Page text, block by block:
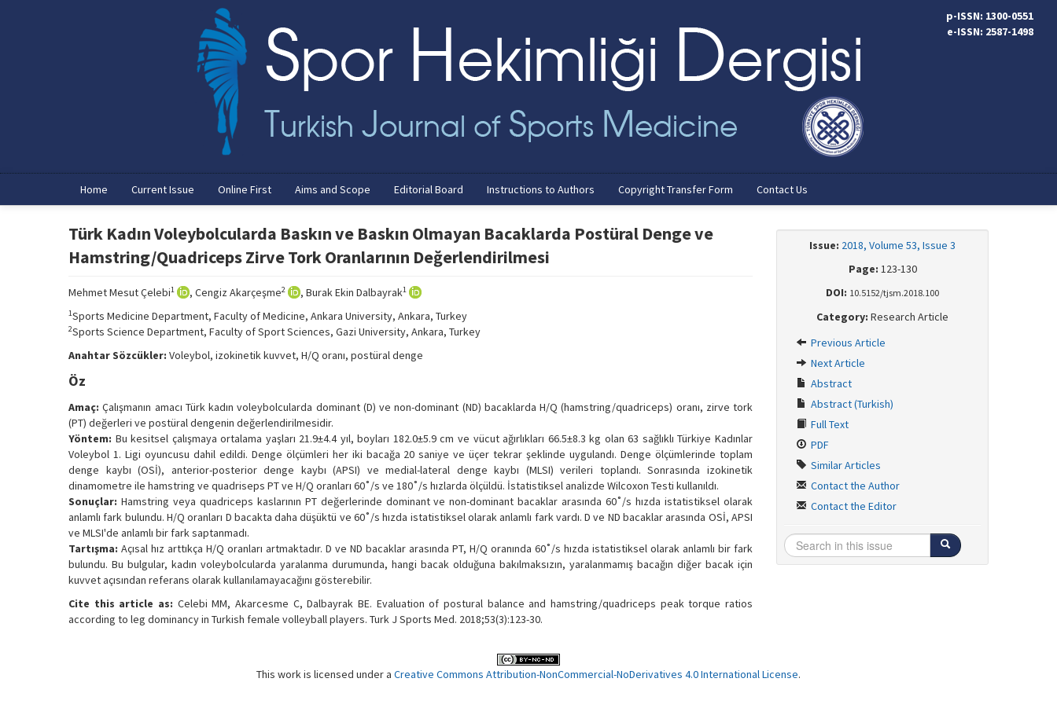
p-ISSN: 1300-0551
e-ISSN: 2587-1498
Home Current Issue Online First Aims and Scope Editorial Board Instructions to Authors Copyright Transfer Form Contact Us
Türk Kadın Voleybolcularda Baskın ve Baskın Olmayan Bacaklarda Postüral Denge ve
Hamstring/Quadriceps Zirve Tork Oranlarının Değerlendirilmesi
Mehmet Mesut Çelebi1 , Cengiz Akarçeşme2 , Burak Ekin Dalbayrak1
1Sports Medicine Department, Faculty of Medicine, Ankara University, Ankara, Turkey
2Sports Science Department, Faculty of Sport Sciences, Gazi University, Ankara, Turkey
Anahtar Sözcükler: Voleybol, izokinetik kuvvet, H/Q oranı, postüral denge
Öz
Amaç: Çalışmanın amacı Türk kadın voleybolcularda dominant (D) ve non-dominant (ND) bacaklarda H/Q (hamstring/quadriceps) oranı, zirve tork
(PT) değerleri ve postüral dengenin değerlendirilmesidir.
Yöntem: Bu kesitsel çalışmaya ortalama yaşları 21.9±4.4 yıl, boyları 182.0±5.9 cm ve vücut ağırlıkları 66.5±8.3 kg olan 63 sağlıklı Türkiye Kadınlar
Voleybol 1. Ligi oyuncusu dahil edildi. Denge ölçümleri her iki bacağa 20 saniye ve üçer tekrar şeklinde uygulandı. Denge ölçümlerinde toplam
denge kaybı (OSİ), anterior-posterior denge kaybı (APSI) ve medial-lateral denge kaybı (MLSI) verileri toplandı. Sonrasında izokinetik
dinamometre ile hamstring ve quadriseps PT ve H/Q oranları 60˚/s ve 180˚/s hızlarda ölçüldü. İstatistiksel analizde Wilcoxon Testi kullanıldı.
Sonuçlar: Hamstring veya quadriceps kaslarının PT değerlerinde dominant ve non-dominant bacaklar arasında 60˚/s hızda istatistiksel olarak
anlamlı fark bulundu. H/Q oranları D bacakta daha düşüktü ve 60˚/s hızda istatistiksel olarak anlamlı fark vardı. D ve ND bacaklar arasında OSİ, APSI
ve MLSI'de anlamlı bir fark saptanmadı.
Tartışma: Açısal hız arttıkça H/Q oranları artmaktadır. D ve ND bacaklar arasında PT, H/Q oranında 60˚/s hızda istatistiksel olarak anlamlı bir fark
bulundu. Bu bulgular, kadın voleybolcularda yaralanma durumunda, hangi bacak olduğuna bakılmaksızın, yaralanmamış bacağın diğer bacak için
kuvvet açısından referans olarak kullanılamayacağını gösterebilir.
Cite this article as: Celebi MM, Akarcesme C, Dalbayrak BE. Evaluation of postural balance and hamstring/quadriceps peak torque ratios
according to leg dominancy in Turkish female volleyball players. Turk J Sports Med. 2018;53(3):123-30.
Issue: 2018, Volume 53, Issue 3
Page: 123-130
DOI: 10.5152/tjsm.2018.100
Category: Research Article
Previous Article
Next Article
Abstract
Abstract (Turkish)
Full Text
PDF
Similar Articles
Contact the Author
Contact the Editor
This work is licensed under a Creative Commons Attribution-NonCommercial-NoDerivatives 4.0 International License.